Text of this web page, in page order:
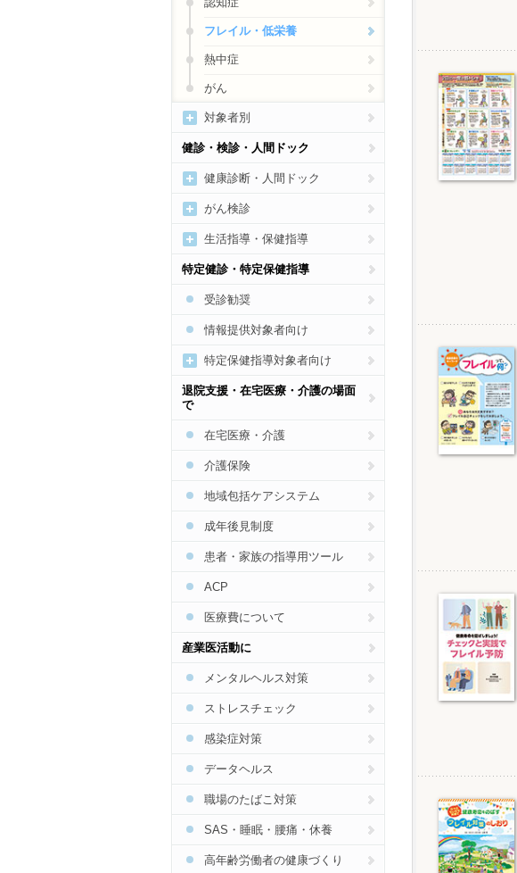
フレイル・低栄養
熱中症
がん
対象者別
女性の病気・健康づくり
妊産婦向け
乳幼児向け
子どもの病気・健康づくり
高齢者の健康づくり
歯科
健診・検診・人間ドック
健康診断・人間ドック
健診・人間ドック受診勧奨
健診・人間ドックの結果通
がん検診
がん総合
がん検診の受診勧奨、結果説
生活指導・保健指導
運動
食事
禁煙
アルコール
生活習慣病予防総合
特定健診・特定保健指導
受診勧奨
情報提供対象者向け
特定保健指導対象者向け
特定健診・特定保健指導総合
食事
禁煙
アルコール
退院支援・在宅医療・介護の場面
で
在宅医療・介護
介護保険
地域包括ケアシステム
成年後見制度
患者・家族の指導用ツール
ACP
医療費について
産業医活動に
メンタルヘルス対策
ストレスチェック
感染症対策
データヘルス
職場のたばこ対策
SAS・睡眠・腰痛・休養
高年齢労働者の健康づくり